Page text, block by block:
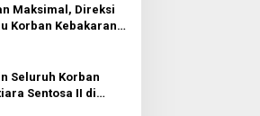
Maksimal, Direksi
Korban Kebakaran
II
Seluruh Korban
Sentosa II di